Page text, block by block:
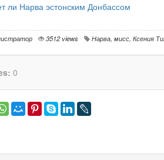
ли Нарва эстонским Донбассом
3512 views Нарва, мисс, Ксения
0